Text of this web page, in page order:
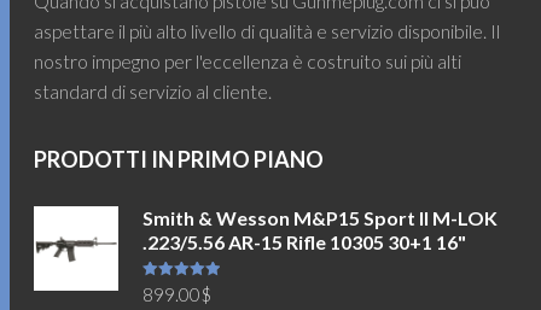
aspettare il più alto livello di qualità e servizio disponibile. Il
nostro impegno per l'eccellenza è costruito sui più alti
standard di servizio al cliente.
PRODOTTI IN PRIMO PIANO
Smith & Wesson M&P15 Sport II M-LOK
.223/5.56 AR-15 Rifle 10305 30+1 16"
Valutato
5.00su 5
899.00$